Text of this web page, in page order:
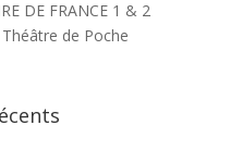
DE FRANCE 1 & 2
de Poche